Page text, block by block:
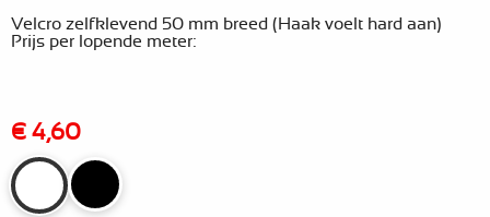
Velcro zelfklevend 50 mm breed (Haak voelt hard aan)
Prijs per lopende meter:
€ 4,60